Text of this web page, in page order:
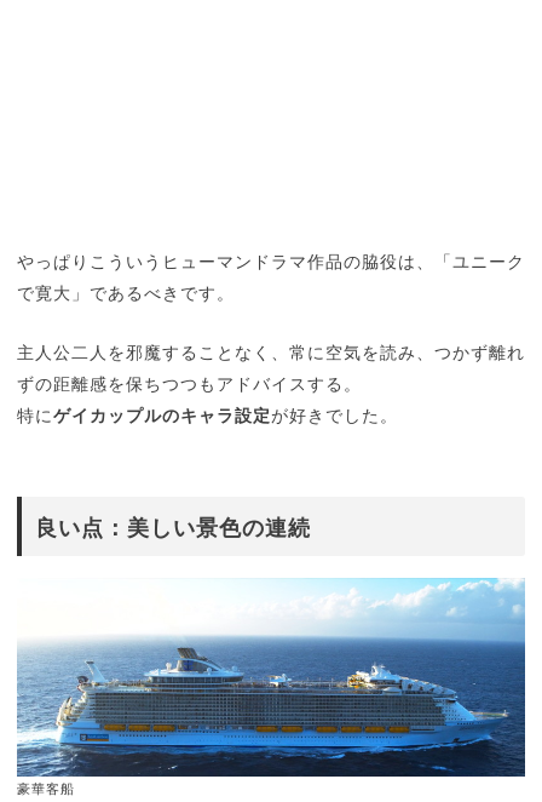
やっぱりこういうヒューマンドラマ作品の脇役は、「ユニーク
で寛大」であるべきです。
主人公二人を邪魔することなく、常に空気を読み、つかず離れ
ずの距離感を保ちつつもアドバイスする。
特にゲイカップルのキャラ設定が好きでした。
良い点：美しい景色の連続
豪華客船